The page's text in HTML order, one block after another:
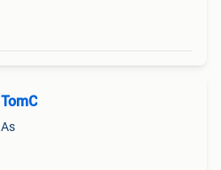
TomC
As